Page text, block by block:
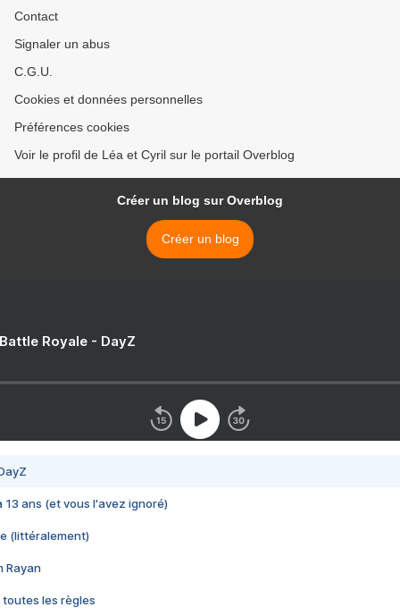
Contact
Signaler un abus
C.G.U.
Cookies et données personnelles
Préférences cookies
Voir le profil de Léa et Cyril sur le portail Overblog
Créer un blog sur Overblog
Créer un blog
Royale - DayZ
13 ans (et vous l'avez ignoré)
(littéralement)
Rayan
toutes les règles